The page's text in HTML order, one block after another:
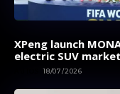
XPeng launch
electric SUV
18/07/2026